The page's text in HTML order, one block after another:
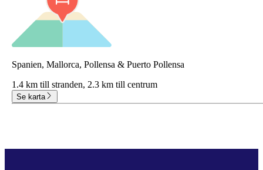
Spanien, Mallorca, Pollensa & Puerto Pollensa
1.4 km till stranden, 2.3 km till centrum
Se karta